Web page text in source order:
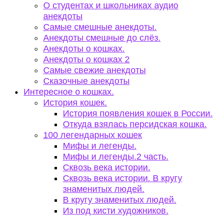
О студентах и школьниках аудио
анекдоты
Самые смешные анекдоты.
Анекдоты смешные до слёз.
Анекдоты о кошках.
Анекдоты о кошках 2
Самые свежие анекдоты
Сказочные анекдоты
Интересное о кошках.
История кошек.
История появления кошек в России.
Откуда взялась персидская кошка.
100 легендарных кошек
Мифы и легенды.
Мифы и легенды.2 часть.
Сквозь века истории.
Сквозь века истории. В кругу
знаменитых людей.
В кругу знаменитых людей.
Из под кисти художников.